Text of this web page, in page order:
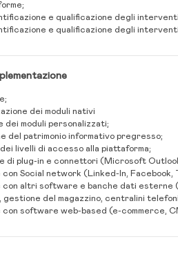
e qualificazione degli
e qualificazione degli
dei moduli nativi
dei moduli personalizzati;
del patrimonio informativo pregresso;
livelli di accesso alla piattaforma;
di plug-in e connettori (Microsoft
Social network (Linked-In,
con altri software e banche dati esterne
gestione del magazzino, centralini
software web-based (e-commerce,